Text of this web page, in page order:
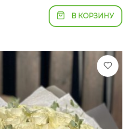
В КОРЗИНУ